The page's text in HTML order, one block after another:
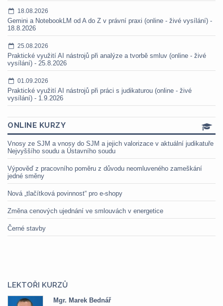
18.08.2026
Gemini a NotebookLM od A do Z v právní praxi (online - živé vysílání) -
18.8.2026
25.08.2026
Praktické využití AI nástrojů při analýze a tvorbě smluv (online - živé
vysílání) - 25.8.2026
01.09.2026
Praktické využití AI nástrojů při práci s judikaturou (online - živé
vysílání) - 1.9.2026
ONLINE KURZY
Vnosy ze SJM a vnosy do SJM a jejich valorizace v aktuální judikatuře
Nejvyššího soudu a Ústavního soudu
Výpověď z pracovního poměru z důvodu neomluveného zameškání
jedné směny
Nová „tlačítková povinnost“ pro e-shopy
Změna cenových ujednání ve smlouvách v energetice
Černé stavby
LEKTOŘI KURZŮ
Mgr. Marek Bednář